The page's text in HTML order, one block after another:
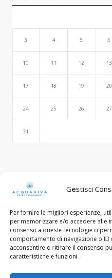
Gestisci
Per fornire le migliori esperienze,
per memorizzare e/o accedere alle
consenso a queste tecnologie ci
comportamento di navigazione o ID
acconsentire o ritirare il consenso
caratteristiche e funzioni.
3 4 5 6
10 11 12 13
17 18 19 20
24 25 26 27
31